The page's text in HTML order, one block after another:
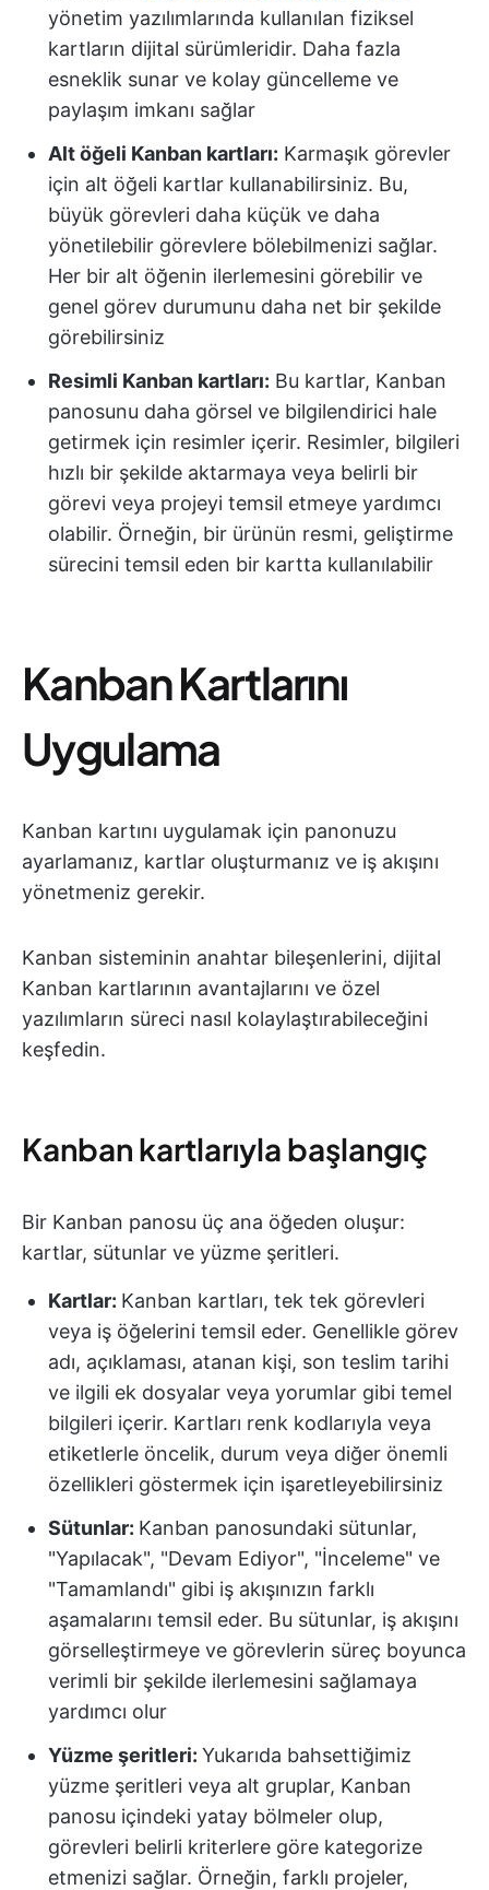
yönetim yazılımlarında kullanılan fiziksel
kartların dijital sürümleridir. Daha fazla
esneklik sunar ve kolay güncelleme ve
paylaşım imkanı sağlar
Alt öğeli Kanban kartları: Karmaşık görevler
için alt öğeli kartlar kullanabilirsiniz. Bu,
büyük görevleri daha küçük ve daha
yönetilebilir görevlere bölebilmenizi sağlar.
Her bir alt öğenin ilerlemesini görebilir ve
genel görev durumunu daha net bir şekilde
görebilirsiniz
Resimli Kanban kartları: Bu kartlar, Kanban
panosunu daha görsel ve bilgilendirici hale
getirmek için resimler içerir. Resimler, bilgileri
hızlı bir şekilde aktarmaya veya belirli bir
görevi veya projeyi temsil etmeye yardımcı
olabilir. Örneğin, bir ürünün resmi, geliştirme
sürecini temsil eden bir kartta kullanılabilir
Kanban Kartlarını
Uygulama
Kanban kartını uygulamak için panonuzu
ayarlamanız, kartlar oluşturmanız ve iş akışını
yönetmeniz gerekir.
Kanban sisteminin anahtar bileşenlerini, dijital
Kanban kartlarının avantajlarını ve özel
yazılımların süreci nasıl kolaylaştırabileceğini
keşfedin.
Kanban kartlarıyla başlangıç
Bir Kanban panosu üç ana öğeden oluşur:
kartlar, sütunlar ve yüzme şeritleri.
Kartlar: Kanban kartları, tek tek görevleri
veya iş öğelerini temsil eder. Genellikle görev
adı, açıklaması, atanan kişi, son teslim tarihi
ve ilgili ek dosyalar veya yorumlar gibi temel
bilgileri içerir. Kartları renk kodlarıyla veya
etiketlerle öncelik, durum veya diğer önemli
özellikleri göstermek için işaretleyebilirsiniz
Sütunlar: Kanban panosundaki sütunlar,
"Yapılacak", "Devam Ediyor", "İnceleme" ve
"Tamamlandı" gibi iş akışınızın farklı
aşamalarını temsil eder. Bu sütunlar, iş akışını
görselleştirmeye ve görevlerin süreç boyunca
verimli bir şekilde ilerlemesini sağlamaya
yardımcı olur
Yüzme şeritleri: Yukarıda bahsettiğimiz
yüzme şeritleri veya alt gruplar, Kanban
panosu içindeki yatay bölmeler olup,
görevleri belirli kriterlere göre kategorize
etmenizi sağlar. Örneğin, farklı projeler,